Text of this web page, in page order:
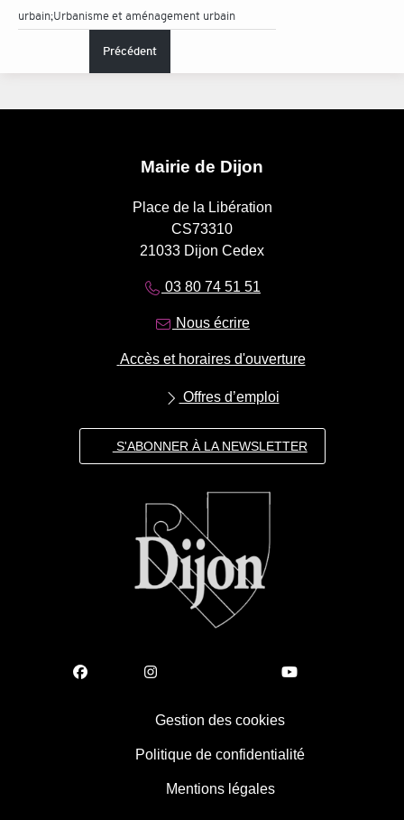
urbain;Urbanisme et aménagement urbain
Précédent
Mairie de Dijon
Place de la Libération
CS73310
21033 Dijon Cedex
03 80 74 51 51
Nous écrire
Accès et horaires d'ouverture
Offres d’emploi
S'ABONNER À LA NEWSLETTER
Gestion des cookies
Politique de confidentialité
Mentions légales